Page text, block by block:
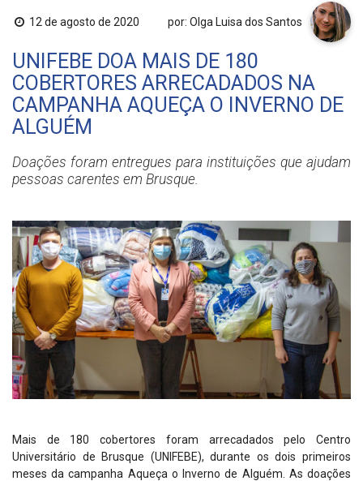
12 de agosto de 2020 por: Olga Luisa dos Santos
UNIFEBE DOA MAIS DE 180
COBERTORES ARRECADADOS NA
CAMPANHA AQUEÇA O INVERNO DE
ALGUÉM
Doações foram entregues para instituições que ajudam
pessoas carentes em Brusque.
Mais de 180 cobertores foram arrecadados pelo Centro
Universitário de Brusque (UNIFEBE), durante os dois primeiros
meses da campanha Aqueça o Inverno de Alguém. As doações